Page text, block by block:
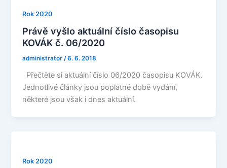
Rok 2020
Právě vyšlo aktuální číslo časopisu
KOVÁK č. 06/2020
administrator/6. 6. 2018
Přečtěte si aktuální číslo 06/2020 časopisu KOVÁK.
Jednotlivé články jsou poplatné době vydání,
některé jsou však i dnes aktuální.
Rok 2020